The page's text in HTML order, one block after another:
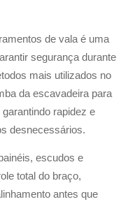
de vala é uma
segurança durante
mais utilizados no
da escavadeira para
rapidez e
desnecessários.
escudos e
total do braço,
antes que